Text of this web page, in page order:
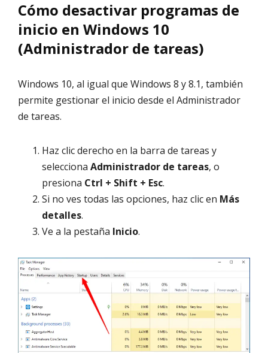
Cómo desactivar programas de
inicio en Windows 10
(Administrador de tareas)
Windows 10, al igual que Windows 8 y 8.1, también
permite gestionar el inicio desde el Administrador
de tareas.
Haz clic derecho en la barra de tareas y
selecciona Administrador de tareas, o
presiona Ctrl + Shift + Esc.
Si no ves todas las opciones, haz clic en Más
detalles.
Ve a la pestaña Inicio.